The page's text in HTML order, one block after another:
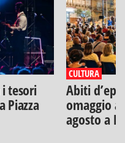
tesori
Piazza
CULTURA
Abiti
omaggio
agosto a